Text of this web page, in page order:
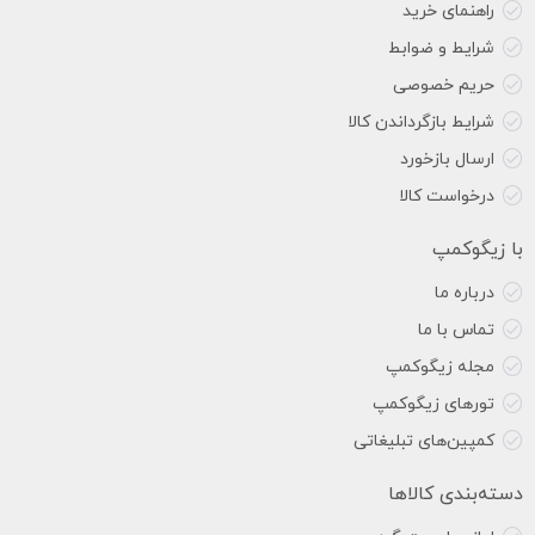
راهنمای خرید
شرایط و ضوابط
حریم خصوصی
شرایط بازگرداندن کالا
ارسال بازخورد
درخواست کالا
با زیگوکمپ
درباره ما
تماس با ما
مجله زیگوکمپ
تورهای زیگوکمپ
کمپین‌های تبلیغاتی
دسته‌بندی کالاها